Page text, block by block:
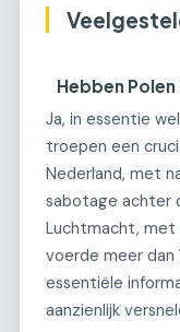
Hebben
Ja, in essentie
troepen een
Nederland, met
sabotage achter
Luchtmacht, met
voerde meer dan
essentiële
aanzienlijk